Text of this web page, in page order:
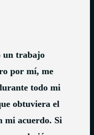
un trabajo
por mí, me
todo mi
obtuviera el
mi acuerdo. Si